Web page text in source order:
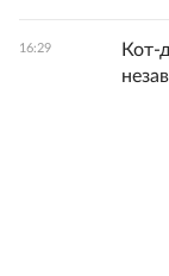
16:29
Кот-